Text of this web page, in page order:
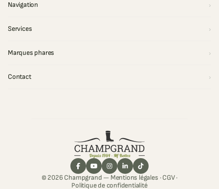
Navigation
Services
Marques phares
Contact
© 2026 Champgrand — Mentions légales ·CGV·
Politique de confidentialité